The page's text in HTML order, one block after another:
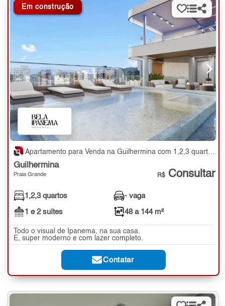
Em construção
Apartamento para Venda na Guilhermina com 1,2,3 quartos - 48 a 144 m²
Guilhermina
Praia Grande R$ Consultar
1,2,3 quartos
1 e 2 suítes
- vaga
48 a 144 m²
Todo o visual de Ipanema, na sua casa.
E, super moderno e com lazer completo.
Contatar